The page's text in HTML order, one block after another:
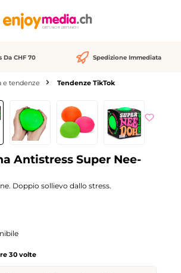
Da CHF 70 Spedizione Immediata
e tendenze Tendenze TikTok
Antistress Super Nee-
Doppio sollievo dallo stress.
30 volte